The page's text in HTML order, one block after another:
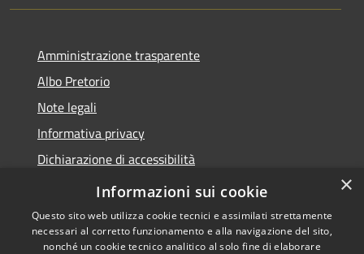
Amministrazione trasparente
Albo Pretorio
Note legali
Informativa privacy
Dichiarazione di accessibilità
Obiettivi di accessibilità
×
Informazioni sui cookie
Questo sito web utilizza cookie tecnici e assimilati strettamente
necessari al corretto funzionamento e alla navigazione del sito,
nonché un cookie tecnico analitico al solo fine di elaborare